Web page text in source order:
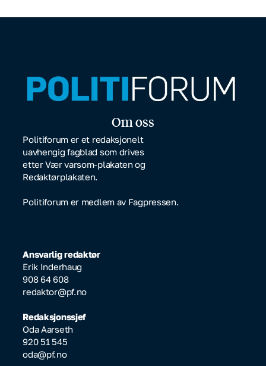
Om oss
Politiforum er et redaksjonelt
uavhengig fagblad som drives
etter Vær varsom-plakaten og
Redaktørplakaten.
Politiforum er medlem av Fagpressen.
Ansvarlig redaktør
Erik Inderhaug
908 64 608
redaktor@pf.no
Redaksjonssjef
Oda Aarseth
920 51 545
oda@pf.no